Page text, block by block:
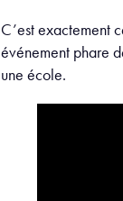
C’est exactement
événement phare
une école.